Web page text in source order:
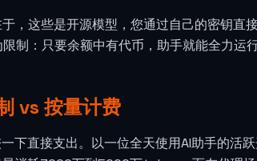
，这些是开源模型，您通过自己的密钥直
制：只要余额中有代币，助手就能全力运行
vs 按量计费
下直接支出。以一位全天使用AI助手的活